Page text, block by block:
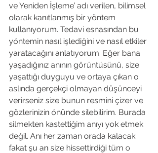
ve Yeniden İşleme’ adı verilen, bilimsel
olarak kanıtlanmış bir yöntem
kullanıyorum. Tedavi esnasından bu
yöntemin nasıl işlediğini ve nasıl etkiler
yaratacağını anlatıyorum. Eğer bana
yaşadığınız anının görüntüsünü, size
yaşattığı duyguyu ve ortaya çıkan o
aslında gerçekçi olmayan düşünceyi
verirseniz size bunun resmini çizer ve
gözlerinizin önünde silebilirim. Burada
silmekten kastettiğim anıyı yok etmek
değil. Anı her zaman orada kalacak
fakat şu an size hissettirdiği tüm o